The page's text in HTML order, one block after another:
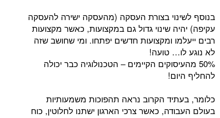
בנוסף לשינוי בצורת העסקה (מהעסקה ישירה להעסקה
עקיפה) יהיה שינוי גדול גם במקצועות, כאשר מקצועות
רבים ייעלמו ומקצועות חדשים יפתחו. ומי שחושב שזה
לא נוגע לו… טועה!
50% מהעיסוקים הקיימים – הטכנולוגיה כבר יכולה
להחליף היום!
כלומר, בעתיד הקרוב נראה תהפוכות משמעותיות
בעולם העבודה, כאשר צרכי הארגון ישתנו לחלוטין, כוח